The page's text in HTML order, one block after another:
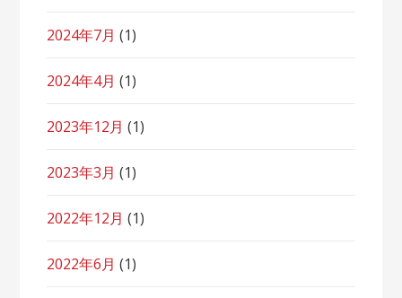
2024年7月 (1)
2024年4月 (1)
2023年12月 (1)
2023年3月 (1)
2022年12月 (1)
2022年6月 (1)